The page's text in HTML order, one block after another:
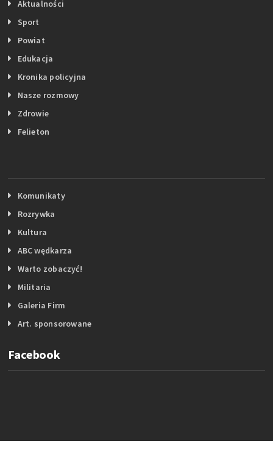
Aktualności
Sport
Powiat
Edukacja
Kronika policyjna
Nasze rozmowy
Zdrowie
Felieton
Komunikaty
Rozrywka
Kultura
ABC wędkarza
Warto zobaczyć!
Militaria
Galeria Firm
Art. sponsorowane
Facebook